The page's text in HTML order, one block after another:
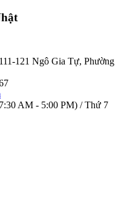
121 Ngô Gia Tự, Phường
AM - 5:00 PM) / Thứ 7